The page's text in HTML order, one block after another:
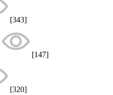
[343]
[147]
[320]